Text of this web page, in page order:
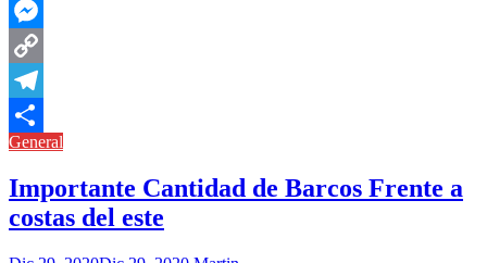
WhatsApp
Messenger
Copy
Link
Telegram
Compartir
General
Importante Cantidad de Barcos Frente a
costas del este